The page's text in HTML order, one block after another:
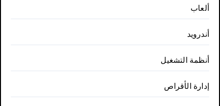
ألعاب
أندرويد
أنظمة التشغيل
إدارة الأقراص